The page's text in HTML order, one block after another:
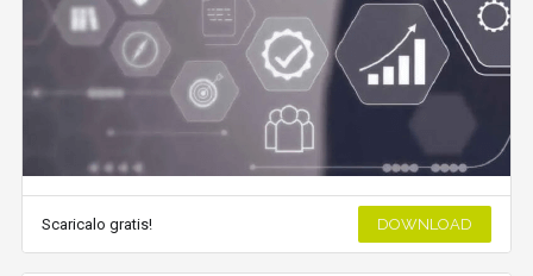
Scaricalo gratis! DOWNLOAD